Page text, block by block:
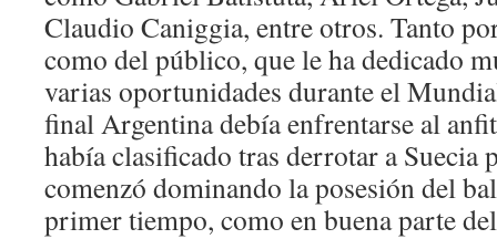
Claudio Caniggia, entre otros. Tanto
como del público, que le ha dedicado
varias oportunidades durante el
final Argentina debía enfrentarse al
había clasificado tras derrotar a Suecia
comenzó dominando la posesión del
primer tiempo, como en buena parte